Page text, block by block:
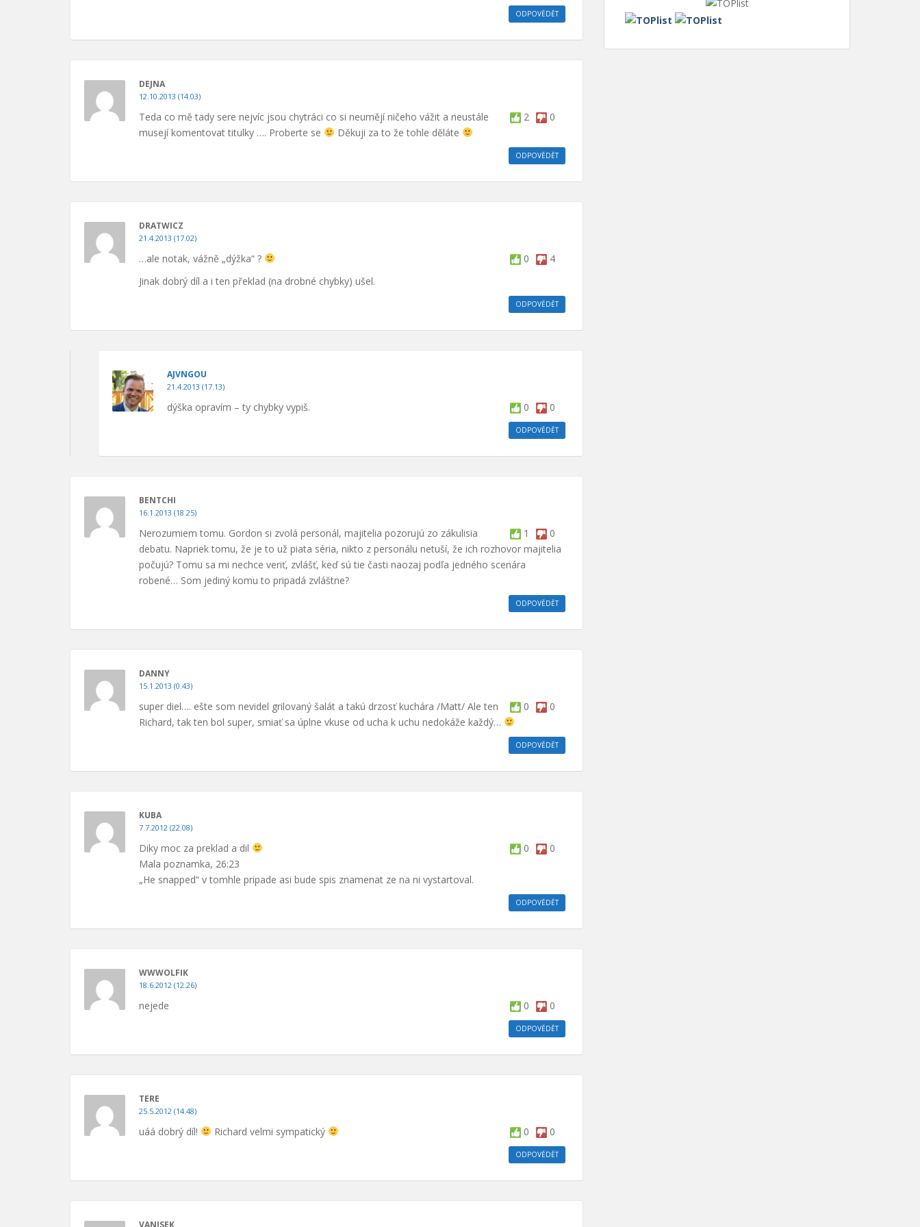
ODPOVĚDĚT
DEJNA
12.10.2013 (14.03)
2 0
Teda co mě tady sere nejvíc jsou chytráci co si neumějí ničeho vážit a neustále
musejí komentovat titulky …. Proberte se
Děkuji za to že tohle děláte
ODPOVĚDĚT
DRATWICZ
21.4.2013 (17.02)
0 4
…ale notak, vážně „dýžka“ ?
Jinak dobrý díl a i ten překlad (na drobné chybky) ušel.
ODPOVĚDĚT
AJVNGOU
21.4.2013 (17.13)
0 0
dýška opravím – ty chybky vypiš.
ODPOVĚDĚT
BENTCHI
16.1.2013 (18.25)
1 0
Nerozumiem tomu. Gordon si zvolá personál, majitelia pozorujú zo zákulisia
debatu. Napriek tomu, že je to už piata séria, nikto z personálu netuší, že ich rozhovor majitelia
počujú? Tomu sa mi nechce veriť, zvlášť, keď sú tie časti naozaj podľa jedného scenára
robené… Som jediný komu to pripadá zvláštne?
ODPOVĚDĚT
DANNY
15.1.2013 (0.43)
0 0
super diel…. ešte som nevidel grilovaný šalát a takú drzosť kuchára /Matt/ Ale ten
Richard, tak ten bol super, smiať sa úplne vkuse od ucha k uchu nedokáže každý…
ODPOVĚDĚT
KUBA
7.7.2012 (22.08)
0 0
Diky moc za preklad a dil
Mala poznamka, 26:23
„He snapped“ v tomhle pripade asi bude spis znamenat ze na ni vystartoval.
ODPOVĚDĚT
WWWOLFIK
18.6.2012 (12.26)
0 0
nejede
ODPOVĚDĚT
TERE
25.5.2012 (14.48)
0 0
uáá dobrý díl! Richard velmi sympatický
ODPOVĚDĚT
VANISEK